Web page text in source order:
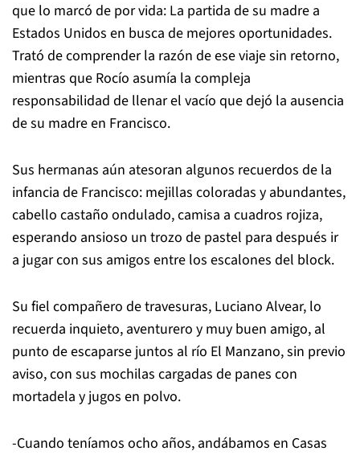
que lo marcó de por vida: La partida de su madre a
Estados Unidos en busca de mejores oportunidades.
Trató de comprender la razón de ese viaje sin retorno,
mientras que Rocío asumía la compleja
responsabilidad de llenar el vacío que dejó la ausencia
de su madre en Francisco.
Sus hermanas aún atesoran algunos recuerdos de la
infancia de Francisco: mejillas coloradas y abundantes,
cabello castaño ondulado, camisa a cuadros rojiza,
esperando ansioso un trozo de pastel para después ir
a jugar con sus amigos entre los escalones del block.
Su fiel compañero de travesuras, Luciano Alvear, lo
recuerda inquieto, aventurero y muy buen amigo, al
punto de escaparse juntos al río El Manzano, sin previo
aviso, con sus mochilas cargadas de panes con
mortadela y jugos en polvo.
-Cuando teníamos ocho años, andábamos en Casas